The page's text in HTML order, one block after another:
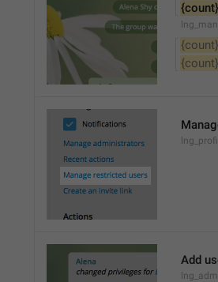
{count}
{count}
{count}
Add